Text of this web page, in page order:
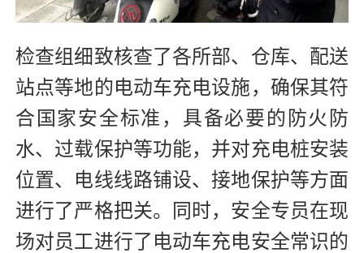
检查组细致核查了各所部、仓库、配送
站点等地的电动车充电设施，确保其符
合国家安全标准，具备必要的防火防
水、过载保护等功能，并对充电桩安装
位置、电线线路铺设、接地保护等方面
进行了严格把关。同时，安全专员在现
场对员工进行了电动车充电安全常识的